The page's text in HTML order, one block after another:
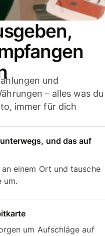
und
– alles was du
immer für dich
und das auf
einem Ort und tausche
um.
um Aufschläge auf